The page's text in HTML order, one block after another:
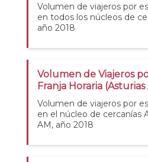
Volumen de viajeros por
en todos los núcleos de
año 2018
Volumen de Viajeros
Franja Horaria (Asturias
Volumen de viajeros por
en el núcleo de cercanías
AM, año 2018